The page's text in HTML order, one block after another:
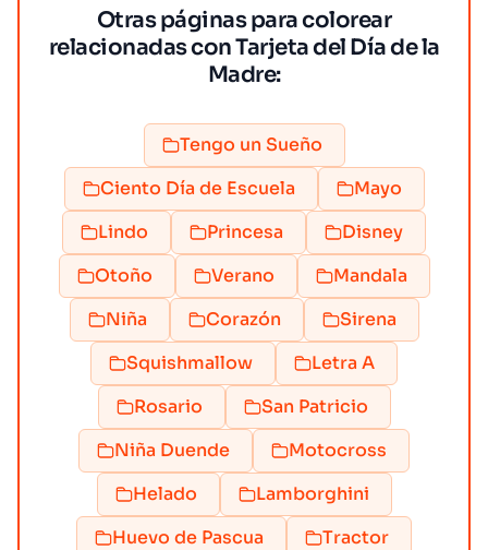
Otras páginas para colorear
relacionadas con Tarjeta del Día de la
Madre:
Tengo un Sueño
Ciento Día de Escuela
Mayo
Lindo
Princesa
Disney
Otoño
Verano
Mandala
Niña
Corazón
Sirena
Squishmallow
Letra A
Rosario
San Patricio
Niña Duende
Motocross
Helado
Lamborghini
Huevo de Pascua
Tractor